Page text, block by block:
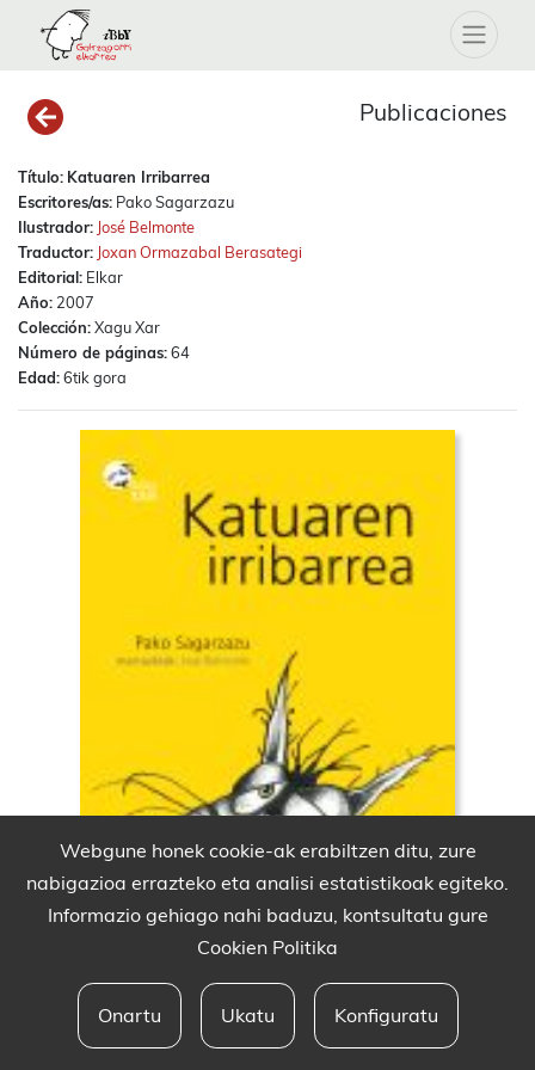
Publicaciones
Título: Katuaren Irribarrea
Escritores/as: Pako Sagarzazu
Ilustrador: José Belmonte
Traductor: Joxan Ormazabal Berasategi
Editorial: Elkar
Año: 2007
Colección:Xagu Xar
Número de páginas:64
Edad:6tik gora
Webgune honek cookie-ak erabiltzen ditu, zure
nabigazioa errazteko eta analisi estatistikoak egiteko.
Informazio gehiago nahi baduzu, kontsultatu gure
Cookien Politika
Onartu Ukatu Konfiguratu